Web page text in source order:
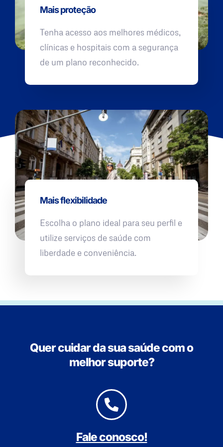
Mais proteção
Tenha acesso aos melhores médicos,
clínicas e hospitais com a segurança
de um plano reconhecido.
Mais flexibilidade
Escolha o plano ideal para seu perfil e
utilize serviços de saúde com
liberdade e conveniência.
Quer cuidar da sua saúde com o
melhor suporte?
Fale conosco!